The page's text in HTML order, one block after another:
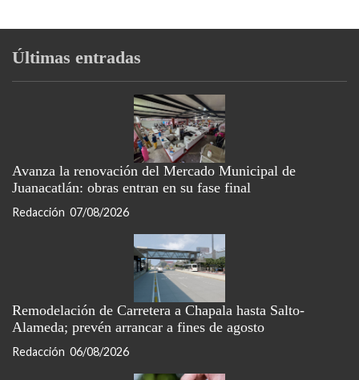
Últimas entradas
Avanza la renovación del Mercado Municipal de
Juanacatlán: obras entran en su fase final
Redacción 07/08/2026
Remodelación de Carretera a Chapala hasta Salto-
Alameda; prevén arrancar a fines de agosto
Redacción 06/08/2026